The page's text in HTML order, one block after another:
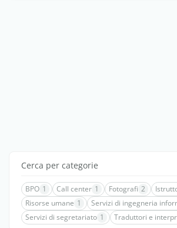
Cerca per categorie
BPO 1 Call center 1 Fotografi 2
Risorse umane 1 Servizi di ingegneria
Servizi di segretariato 1 Traduttori e